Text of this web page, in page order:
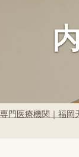
門医療機関｜福